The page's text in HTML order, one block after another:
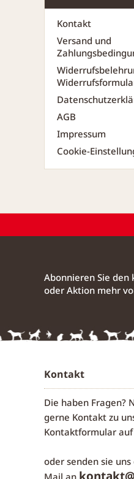
Kontakt
Versand und
AGB
Impressum
Cookie-
Abonnieren Sie
oder Aktion mehr
Kontakt
Die haben Fragen?
gerne Kontakt zu
Kontaktformular auf
oder senden sie
Mail an